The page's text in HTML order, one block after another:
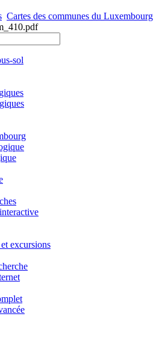
Cartes des communes du Luxembourg
sol
excursions